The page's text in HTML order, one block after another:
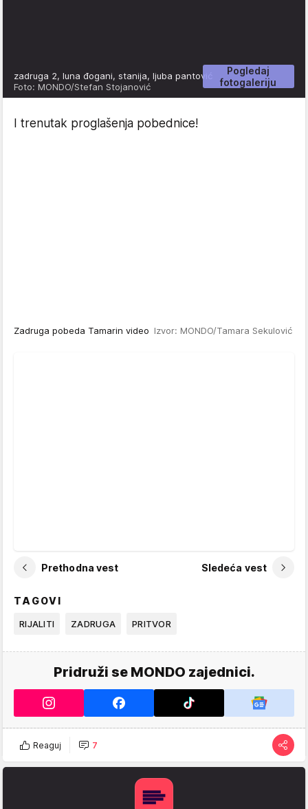
Pogledaj
fotogaleriju
zadruga 2, luna đogani, stanija, ljuba pantović
Foto: MONDO/Stefan Stojanović
I trenutak proglašenja pobednice!
Zadruga pobeda Tamarin video Izvor: MONDO/Tamara Sekulović
Prethodna vest Sledeća vest
TAGOVI
RIJALITI ZADRUGA PRITVOR
Pridruži se MONDO zajednici.
Reaguj 7